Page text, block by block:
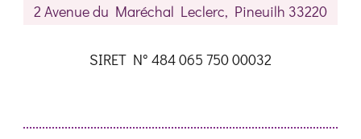
2 Avenue du Maréchal Leclerc, Pineuilh 33220
SIRET N° 484 065 750 00032